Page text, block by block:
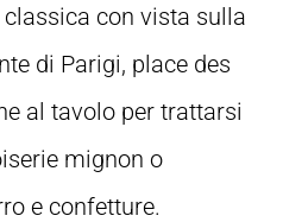
con vista sulla
di Parigi, place des
al tavolo per trattarsi
mignon o
e confetture.